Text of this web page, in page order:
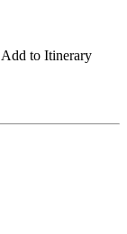
Add to Itinerary